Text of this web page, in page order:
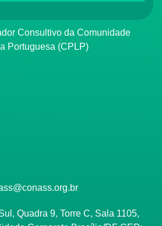
Portuguesa (CPLP)
Quadra 9, Torre C, Sala 1105,